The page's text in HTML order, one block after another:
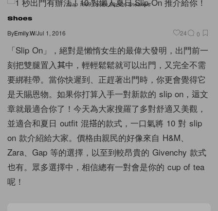
Gap 1969 Denim Slip-On Sneakers
Shoes
ByEmily.W/Jul 1, 2016 24 0
「Slip On」，絕對是懶惰女生的最偉大發明，出門前一
刻把雙腿置入其中，輕輕鬆鬆就可以出門，又完全不需
要綁鞋帶。當你快遲到、正趕著出門時，你更會覺得它
是天賜恩物。如果你打算入手一對新款的 slip on，這文
章就最適合你了！今天為大家搜羅了多對舒適又美觀，
並適合和夏日 outfit 混搭的款式，一口氣將 10 對 slip
on 款介紹給大家。價格由親民的好像來自 H&M、
Zara、Gap 等的選擇，以至到較昂貴的 Givenchy 款式
也有。眾多選擇中，相信總有一對會是你的 cup of tea
呢！